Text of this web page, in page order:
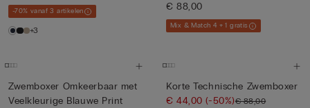
-70% vanaf 3 artikelen
+3
€ 88,00
Mix & Match 4 + 1 gratis
Zwemboxer Omkeerbaar met
Veelkleurige Blauwe Print
Korte Technische Zwemboxer
€ 44,00(-50%)€ 88,00